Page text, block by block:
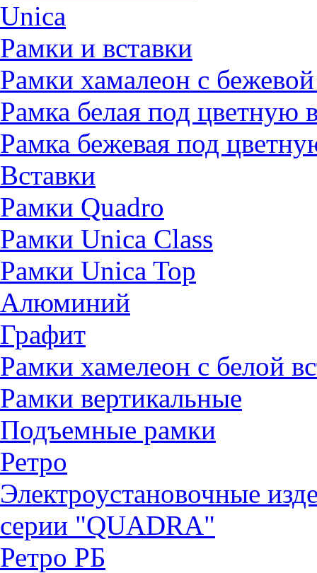
Unica
Рамки и вставки
Рамки хамалеон с бежевой
Рамка белая под цветную
Рамка бежевая под
Вставки
Рамки Quadro
Рамки Unica Class
Рамки Unica Top
Алюминий
Графит
Рамки хамелеон с белой
Рамки вертикальные
Подъемные рамки
Ретро
Электроустановочные
серии "QUADRА"
Ретро РБ